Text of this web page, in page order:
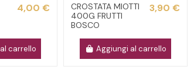
4,00 €
carrello
CROSTATA MIOTTI
400G FRUTTI
BOSCO
3,90 €
Aggiungi al carrello